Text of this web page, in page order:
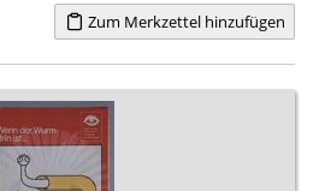
Zum Merkzettel hinzufügen